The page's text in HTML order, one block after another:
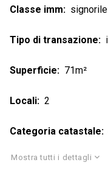
Classe imm signorile
Tipo di transazione
Superficie 71m²
Locali 2
Categoria catastale
Mostra tutti i dettagli